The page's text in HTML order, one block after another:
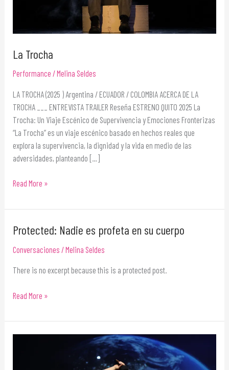
La Trocha
Performance /Melina Seldes
LA TROCHA (2025 ) Argentina / ECUADOR / COLOMBIA ACERCA DE LA
TROCHA ___ ENTREVISTA TRAILER Reseña ESTRENO QUITO 2025 La
Trocha: Un Viaje Escénico de Supervivencia y Emociones Fronterizas
“La Trocha” es un viaje escénico basado en hechos reales que
explora la supervivencia, la dignidad y la vida en medio de las
adversidades, planteando […]
Read More »
Protected: Nadie es profeta en su cuerpo
Conversaciones /Melina Seldes
There is no excerpt because this is a protected post.
Protected:
es
profeta
su
Read More »